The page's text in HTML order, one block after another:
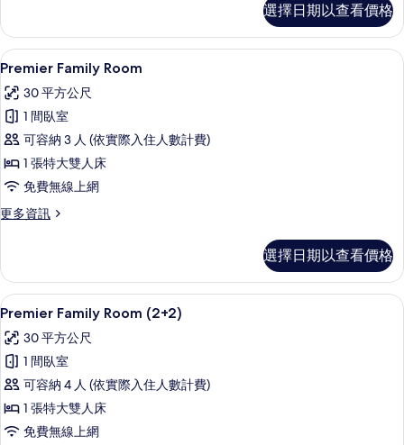
所
有
相
片
Presidential
Two
Bedroom
(3+3)
的
情
選擇日期以查看價格
顯
示
Premier
Family
Room
的
所
有
高級寢具、迷你吧、客房內保險箱、書
4
Premier Family Room
30 平方公尺
1 間臥室
可容納 3 人 (依實際入住人數計費)
1 張特大雙人床
免費無線上網
更多資訊
更
Room
的
詳
選擇日期以查看價格
顯
示
Premier
Family
Room
(2+2)
的
高級寢具、迷你吧、客房內保險箱、書
4
Premier Family Room (2+2)
30 平方公尺
1 間臥室
可容納 4 人 (依實際入住人數計費)
1 張特大雙人床
免費無線上網